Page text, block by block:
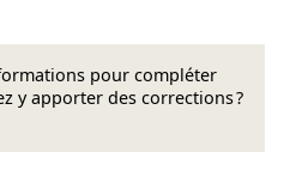
pour compléter
y apporter des corrections ?